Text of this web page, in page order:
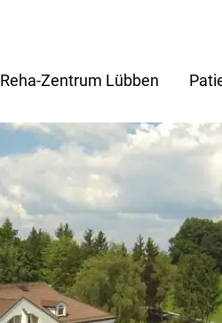
Reha-Zentrum Lübben